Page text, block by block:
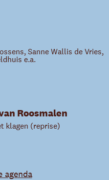
Sanne Wallis de Vries,
e.a.
Roosmalen
klagen (reprise)
agenda